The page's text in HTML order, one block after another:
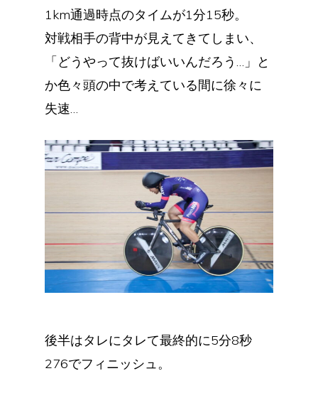
1km通過時点のタイムが1分15秒。
対戦相手の背中が見えてきてしまい、
「どうやって抜けばいいんだろう…」と
か色々頭の中で考えている間に徐々に
失速…
後半はタレにタレて最終的に5分8秒
276でフィニッシュ。